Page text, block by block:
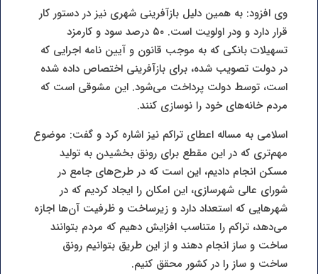
وی افزود: به همین دلیل بازآفرینی شهری نیز در دستور کار
قرار دارد و ودر اولویت است. ۵۰ درصد سود و کارمزد
تسهیلات بانکی که به موجب قانون و آیین نامه اجرایی که
در دولت تصویب شده، برای بازآفرینی اختصاص داده شده
است، توسط دولت پرداخت می‌شود. این مشوقی است که
مردم خانه‌های خود را نوسازی کنند.
اسلامی به مساله اعطای تراکم نیز اشاره کرد و گفت: موضوع
مهم‌تری که در این مقطع برای رونق بخشیدن به تولید
مسکن انجام دادیم، این است که در طرح‌های جامع در
شورای عالی شهرسازی، این امکان را ایجاد کردیم که در
شهرهایی که استعداد دارد و زیرساخت و ظرفیت آن‌ها اجازه
می‌دهد، تراکم را متناسب افزایش دهیم که مردم بتوانند
ساخت و ساز انجام دهند و از این طریق بتوانیم رونق
ساخت و ساز را در کشور محقق کنیم.